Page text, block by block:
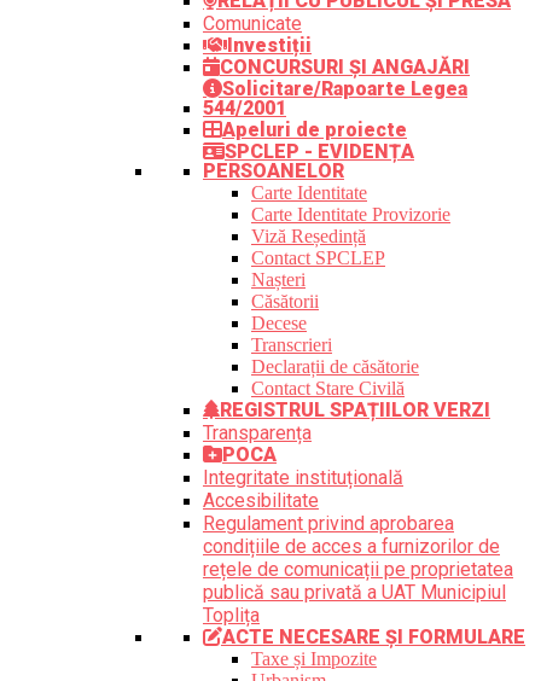
Comunicate
Investiții
CONCURSURI ȘI ANGAJĂRI
Solicitare/Rapoarte Legea
544/2001
Apeluri de proiecte
SPCLEP - EVIDENȚA
PERSOANELOR
Carte Identitate
Carte Identitate Provizorie
Viză Reședință
Contact SPCLEP
Nașteri
Căsătorii
Decese
Transcrieri
Declarații de căsătorie
Contact Stare Civilă
REGISTRUL SPAȚIILOR VERZI
Transparența
POCA
Integritate instituțională
Accesibilitate
Regulament privind aprobarea
condițiile de acces a furnizorilor de
rețele de comunicații pe proprietatea
publică sau privată a UAT Municipiul
Toplița
ACTE NECESARE ȘI FORMULARE
Taxe și Impozite